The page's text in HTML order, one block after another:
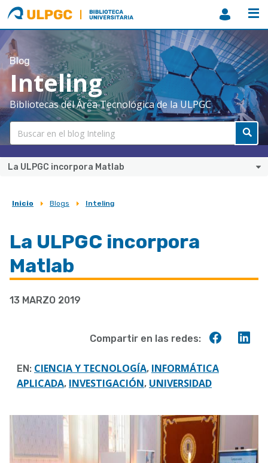
ULPGC
Biblioteca
ULPGC
Blog
Inteling
Bibliotecas del Área Tecnológica de la ULPGC
La ULPGC incorpora Matlab
Sobrescribir
de
ayuda
la
Inicio Blogs Inteling
La ULPGC incorpora
Matlab
13 MARZO 2019
Compartir en las redes:
EN: CIENCIA Y TECNOLOGÍA, INFORMÁTICA
APLICADA, INVESTIGACIÓN, UNIVERSIDAD